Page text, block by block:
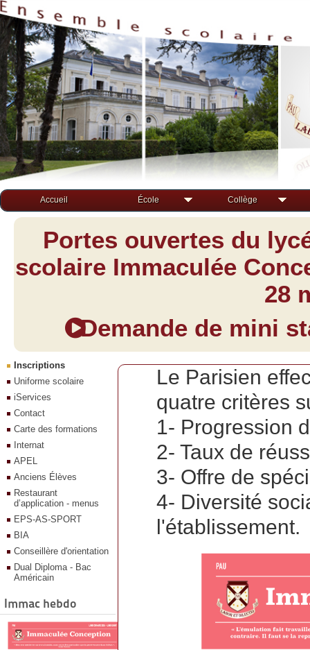
Accueil École Collège
Portes ouvertes du
scolaire Immaculée
28
Demande de mini
Inscriptions
Uniforme scolaire
iServices
Contact
Carte des formations
Internat
APEL
Anciens Élèves
Restaurant
d’application - menus
EPS-AS-SPORT
BIA
Conseillère d'orientation
Dual Diploma - Bac
Américain
Immac hebdo
Le Parisien
quatre critères
1- Progression
2- Taux de
3- Offre de
4- Diversité
l'établissement.